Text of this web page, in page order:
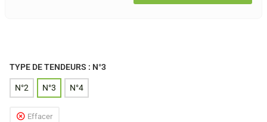
TYPE DE TENDEURS : N°3
N°3
N°2 N°3 N°4
Effacer